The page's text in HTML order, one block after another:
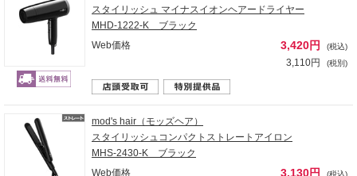
スタイリッシュ マイナスイオンヘアードライヤー
MHD-1222-K ブラック
Web価格
3,420円 (税込)
3,110円 (税別)
mod's hair（モッズヘア）
スタイリッシュコンパクトストレートアイロン
MHS-2430-K ブラック
Web価格
3,130円 (税込)